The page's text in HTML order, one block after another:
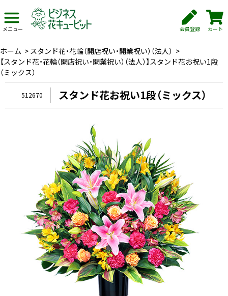
メニュー 会員登録 カート
ホーム > スタンド花・花輪（開店祝い・開業祝い）（法人） >
【スタンド花・花輪（開店祝い・開業祝い）（法人）】スタンド花お祝い1段
（ミックス）
512670 スタンド花お祝い1段（ミックス）